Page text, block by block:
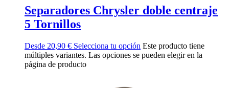
Separadores Chrysler doble centraje
5 Tornillos
Desde 20,90 € Selecciona tu opción Este producto tiene
múltiples variantes. Las opciones se pueden elegir en la
página de producto